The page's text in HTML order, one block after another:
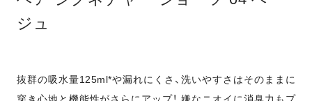
ジュ
抜群の吸水量125ml*や漏れにくさ、洗いやすさはそのままに